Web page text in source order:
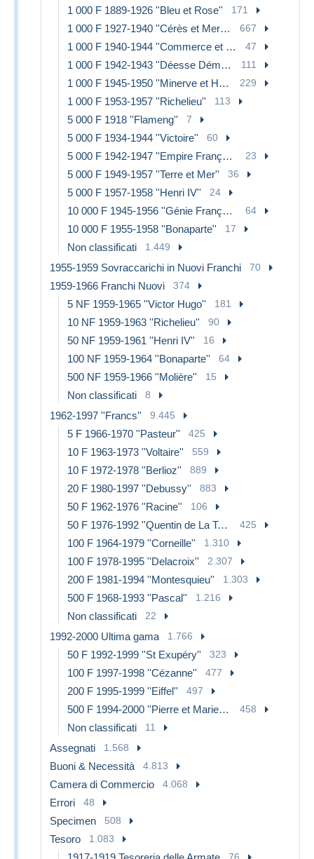
1 000 F 1889-1926 ''Bleu et Rose'' 171
1 000 F 1927-1940 ''Cérès et Mercure'' 667
1 000 F 1940-1944 ''Commerce et Industrie'' 47
1 000 F 1942-1943 ''Déesse Déméter'' 111
1 000 F 1945-1950 ''Minerve et Hercule'' 229
1 000 F 1953-1957 ''Richelieu'' 113
5 000 F 1918 ''Flameng'' 7
5 000 F 1934-1944 ''Victoire'' 60
5 000 F 1942-1947 ''Empire Français'' 23
5 000 F 1949-1957 ''Terre et Mer'' 36
5 000 F 1957-1958 ''Henri IV'' 24
10 000 F 1945-1956 ''Génie Français'' 64
10 000 F 1955-1958 ''Bonaparte'' 17
Non classificati 1.449
1955-1959 Sovraccarichi in Nuovi Franchi 70
1959-1966 Franchi Nuovi 374
5 NF 1959-1965 ''Victor Hugo'' 181
10 NF 1959-1963 ''Richelieu'' 90
50 NF 1959-1961 ''Henri IV'' 16
100 NF 1959-1964 ''Bonaparte'' 64
500 NF 1959-1966 ''Molière'' 15
Non classificati 8
1962-1997 ''Francs'' 9.445
5 F 1966-1970 ''Pasteur'' 425
10 F 1963-1973 ''Voltaire'' 559
10 F 1972-1978 ''Berlioz'' 889
20 F 1980-1997 ''Debussy'' 883
50 F 1962-1976 ''Racine'' 106
50 F 1976-1992 ''Quentin de La Tour'' 425
100 F 1964-1979 ''Corneille'' 1.310
100 F 1978-1995 ''Delacroix'' 2.307
200 F 1981-1994 ''Montesquieu'' 1.303
500 F 1968-1993 ''Pascal'' 1.216
Non classificati 22
1992-2000 Ultima gama 1.766
50 F 1992-1999 ''St Exupéry'' 323
100 F 1997-1998 ''Cézanne'' 477
200 F 1995-1999 ''Eiffel'' 497
500 F 1994-2000 ''Pierre et Marie Curie'' 458
Non classificati 11
Assegnati 1.568
Buoni & Necessità 4.813
Camera di Commercio 4.068
Errori 48
Specimen 508
Tesoro 1.083